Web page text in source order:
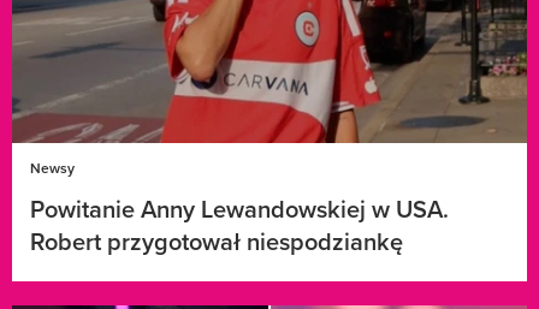
Newsy
Powitanie Anny Lewandowskiej w USA.
Robert przygotował niespodziankę